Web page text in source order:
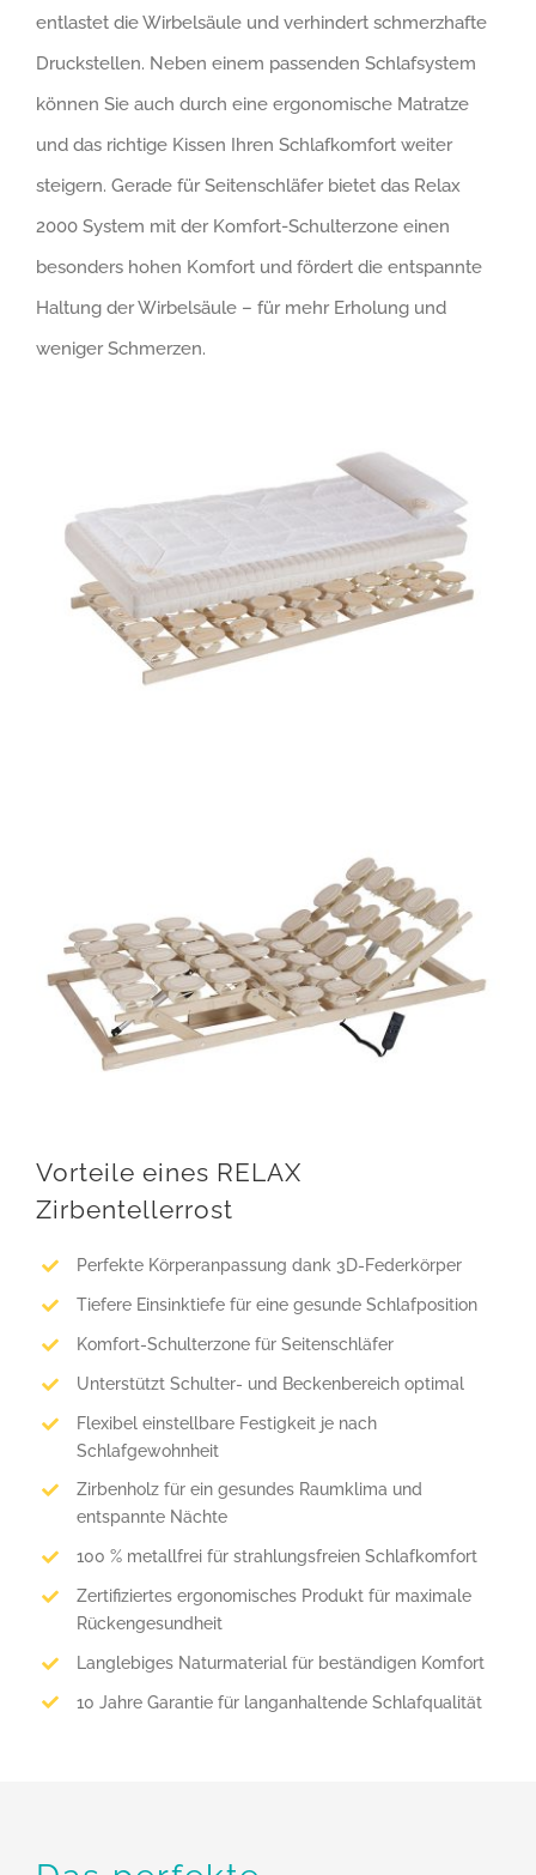
entlastet die Wirbelsäule und verhindert schmerzhafte
Druckstellen. Neben einem passenden Schlafsystem
können Sie auch durch eine ergonomische Matratze
und das richtige Kissen Ihren Schlafkomfort weiter
steigern. Gerade für Seitenschläfer bietet das Relax
2000 System mit der Komfort-Schulterzone einen
besonders hohen Komfort und fördert die entspannte
Haltung der Wirbelsäule – für mehr Erholung und
weniger Schmerzen.
Vorteile eines RELAX
Zirbentellerrost
Perfekte Körperanpassung dank 3D-Federkörper
Tiefere Einsinktiefe für eine gesunde Schlafposition
Komfort-Schulterzone für Seitenschläfer
Unterstützt Schulter- und Beckenbereich optimal
Flexibel einstellbare Festigkeit je nach
Schlafgewohnheit
Zirbenholz für ein gesundes Raumklima und
entspannte Nächte
100 % metallfrei für strahlungsfreien Schlafkomfort
Zertifiziertes ergonomisches Produkt für maximale
Rückengesundheit
Langlebiges Naturmaterial für beständigen Komfort
10 Jahre Garantie für langanhaltende Schlafqualität